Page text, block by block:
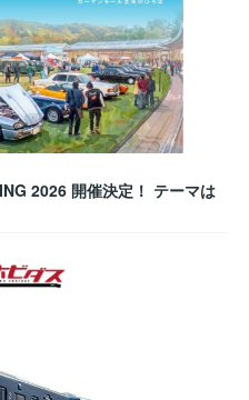
2026 開催決定！ テーマは